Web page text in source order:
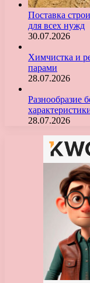
Поставка
для всех нужд
30.07.2026
Химчистка и
парами
28.07.2026
Разнообразие
28.07.2026